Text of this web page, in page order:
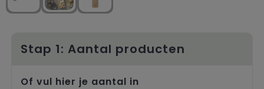
Tassen voor sport
Trolleys
Stap 1: Aantal producten
Of vul hier je aantal in